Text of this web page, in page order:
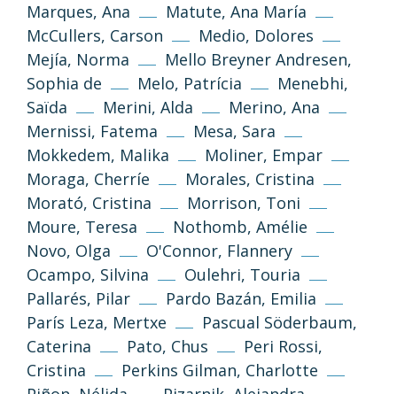
Marques, Ana
Matute, Ana María
McCullers, Carson
Medio, Dolores
Mejía, Norma
Mello Breyner Andresen,
Sophia de
Melo, Patrícia
Menebhi,
Saïda
Merini, Alda
Merino, Ana
Mernissi, Fatema
Mesa, Sara
Mokkedem, Malika
Moliner, Empar
Moraga, Cherríe
Morales, Cristina
Morató, Cristina
Morrison, Toni
Moure, Teresa
Nothomb, Amélie
Novo, Olga
O'Connor, Flannery
Ocampo, Silvina
Oulehri, Touria
Pallarés, Pilar
Pardo Bazán, Emilia
París Leza, Mertxe
Pascual Söderbaum,
Caterina
Pato, Chus
Peri Rossi,
Cristina
Perkins Gilman, Charlotte
Información y normas
Política de privacidad Aviso legal
Política de cookies
Desenvolupament web Estudi Llimona